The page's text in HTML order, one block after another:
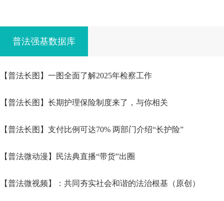
普法强基数据库
【普法长图】一图全面了解2025年检察工作
【普法长图】长期护理保险制度来了，与你相关
【普法长图】支付比例可达70% 两部门介绍“长护险”
【普法微动漫】民法典直播“带货”出圈
【普法微视频】：共同夯实社会和谐的法治根基（原创）